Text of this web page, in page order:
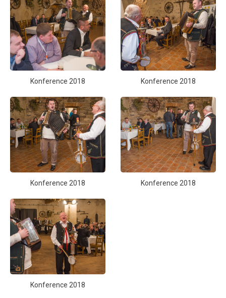
Konference 2018 Konference 2018
Konference 2018 Konference 2018
Konference 2018